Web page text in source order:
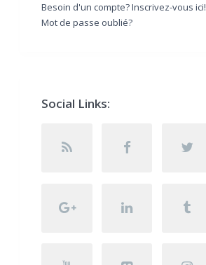
Besoin d'un compte? Inscrivez-vous ici!
Mot de passe oublié?
Social Links: